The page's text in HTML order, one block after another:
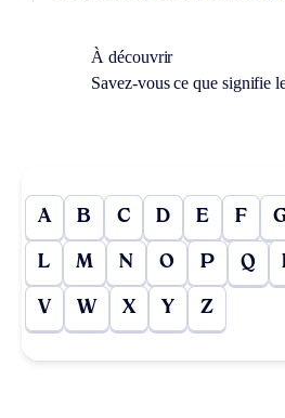
À découvrir
Savez-vous ce que signifie
A B C D E F
L M N O P Q
V W X Y Z